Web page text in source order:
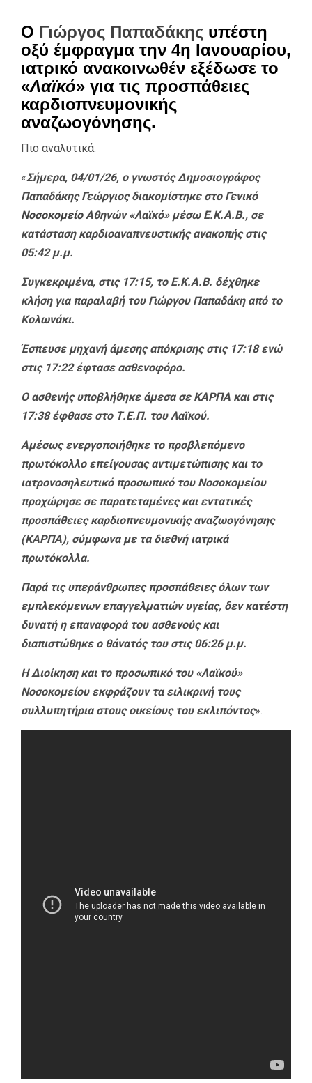
Ο Γιώργος Παπαδάκης υπέστη
οξύ έμφραγμα την 4η Ιανουαρίου,
ιατρικό ανακοινωθέν εξέδωσε το
«Λαϊκό» για τις προσπάθειες
καρδιοπνευμονικής
αναζωογόνησης.
Πιο αναλυτικά:
«Σήμερα, 04/01/26, ο γνωστός Δημοσιογράφος
Παπαδάκης Γεώργιος διακομίστηκε στο Γενικό
ΝοσοκομείοΑθηνών «Λαϊκό» μέσω Ε.Κ.Α.Β., σε
κατάσταση καρδιοαναπνευστικής ανακοπής στις
05:42 μ.μ.
Συγκεκριμένα, στις 17:15, το Ε.Κ.Α.Β. δέχθηκε
κλήση για παραλαβή του Γιώργου Παπαδάκη από το
Κολωνάκι.
Έσπευσε μηχανή άμεσης απόκρισης στις 17:18 ενώ
στις 17:22 έφτασε ασθενοφόρο.
Ο ασθενής υποβλήθηκε άμεσα σε ΚΑΡΠΑ και στις
17:38 έφθασε στο Τ.Ε.Π. του Λαϊκού.
Αμέσως ενεργοποιήθηκε το προβλεπόμενο
πρωτόκολλο επείγουσας αντιμετώπισης και το
ιατρονοσηλευτικό προσωπικό του Νοσοκομείου
προχώρησε σε παρατεταμένες και εντατικές
προσπάθειες καρδιοπνευμονικής αναζωογόνησης
(ΚΑΡΠΑ), σύμφωνα με τα διεθνή ιατρικά
πρωτόκολλα.
Παρά τις υπεράνθρωπες προσπάθειες όλων των
εμπλεκόμενων επαγγελματιών υγείας, δεν κατέστη
δυνατή η επαναφορά του ασθενούς και
διαπιστώθηκε ο θάνατός του στις 06:26 μ.μ.
Η Διοίκηση και το προσωπικό του «Λαϊκού»
Νοσοκομείου εκφράζουν τα ειλικρινή τους
συλλυπητήρια στους οικείους του εκλιπόντος».